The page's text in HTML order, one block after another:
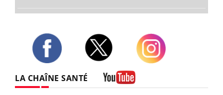
LA CHAÎNE SANTÉ